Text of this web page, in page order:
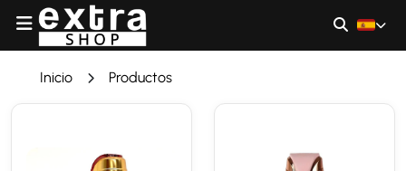
Inicio Productos